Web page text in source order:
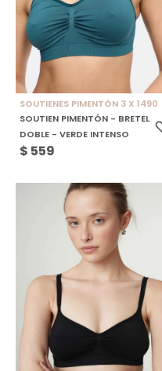
SOUTIENES PIMENTÓN 3 X 1490
SOUTIEN PIMENTÓN - BRETEL
DOBLE - VERDE INTENSO
$ 559